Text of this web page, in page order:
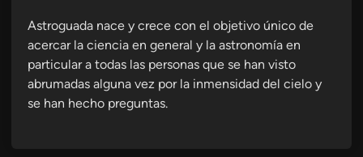
Astroguada nace y crece con el objetivo único de
acercar la ciencia en general y la astronomía en
particular a todas las personas que se han visto
abrumadas alguna vez por la inmensidad del cielo y
se han hecho preguntas.